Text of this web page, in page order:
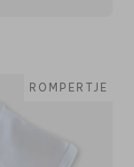
ROMPERTJE